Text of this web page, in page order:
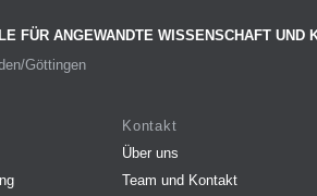
FÜR ANGEWANDTE WISSENSCHAFT UND
Göttingen
Kontakt
Über uns
Team und Kontakt